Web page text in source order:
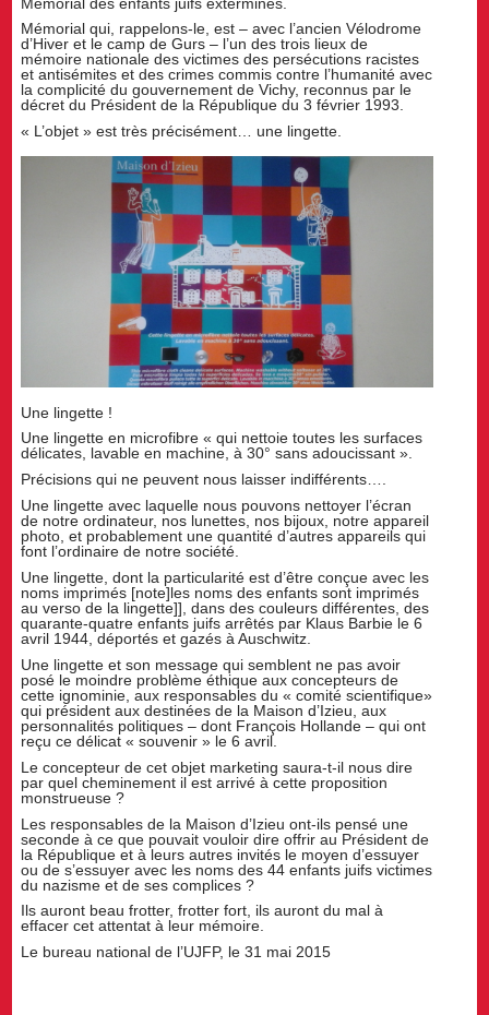
Mémorial qui, rappelons-le, est – avec l’ancien Vélodrome
d’Hiver et le camp de Gurs – l’un des trois lieux de
mémoire nationale des victimes des persécutions racistes
et antisémites et des crimes commis contre l’humanité avec
la complicité du gouvernement de Vichy, reconnus par le
décret du Président de la République du 3 février 1993.
« L’objet » est très précisément… une lingette.
Une lingette !
Une lingette en microfibre « qui nettoie toutes les surfaces
délicates, lavable en machine, à 30° sans adoucissant ».
Précisions qui ne peuvent nous laisser indifférents….
Une lingette avec laquelle nous pouvons nettoyer l’écran
de notre ordinateur, nos lunettes, nos bijoux, notre appareil
photo, et probablement une quantité d’autres appareils qui
font l’ordinaire de notre société.
Une lingette, dont la particularité est d’être conçue avec les
noms imprimés [note]les noms des enfants sont imprimés
au verso de la lingette]], dans des couleurs différentes, des
quarante-quatre enfants juifs arrêtés par Klaus Barbie le 6
avril 1944, déportés et gazés à Auschwitz.
Une lingette et son message qui semblent ne pas avoir
posé le moindre problème éthique aux concepteurs de
cette ignominie, aux responsables du « comité scientifique»
qui président aux destinées de la Maison d’Izieu, aux
personnalités politiques – dont François Hollande – qui ont
reçu ce délicat « souvenir » le 6 avril.
Le concepteur de cet objet marketing saura-t-il nous dire
par quel cheminement il est arrivé à cette proposition
monstrueuse ?
Les responsables de la Maison d’Izieu ont-ils pensé une
seconde à ce que pouvait vouloir dire offrir au Président de
la République et à leurs autres invités le moyen d’essuyer
ou de s’essuyer avec les noms des 44 enfants juifs victimes
du nazisme et de ses complices ?
Ils auront beau frotter, frotter fort, ils auront du mal à
effacer cet attentat à leur mémoire.
Le bureau national de l’UJFP, le 31 mai 2015